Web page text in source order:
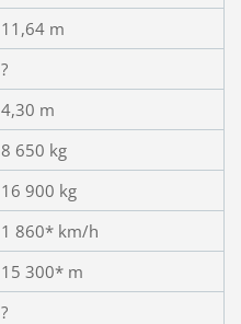
11,64 m
?
4,30 m
8 650 kg
16 900 kg
1 860* km/h
15 300* m
?